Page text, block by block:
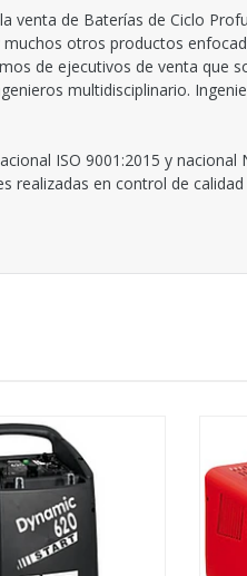
venta de Baterías de Ciclo
otros productos
de ejecutivos de venta que
multidisciplinario.
ISO 9001:2015 y nacional
realizadas en control de